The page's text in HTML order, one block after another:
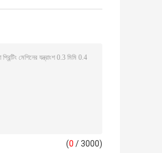
(0 / 3000)